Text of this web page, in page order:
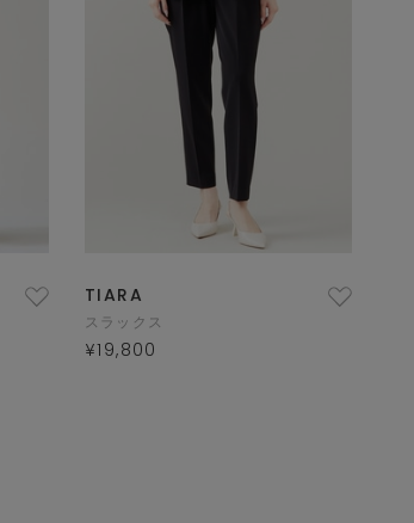
TIARA
スラックス
¥19,800